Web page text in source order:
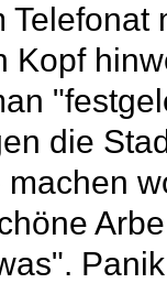
Kopf
die